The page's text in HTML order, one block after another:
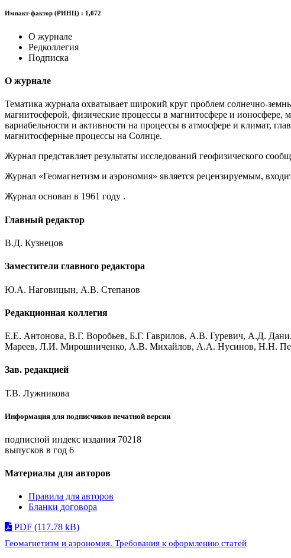
Импакт-фактор (РИНЦ) : 1,072
О журнале
Редколлегия
Подписка
О журнале
Тематика журнала охватывает широкий круг проблем солнечно-
магнитосферой, физические процессы в магнитосфере и ионосфере,
вариабельности и активности на процессы в атмосфере и климат,
магнитосферные процессы на Солнце.
Журнал представляет результаты исследований геофизического
Журнал «Геомагнетизм и аэрономия» является рецензируемым,
Журнал основан в 1961 году .
Главный редактор
В.Д. Кузнецов
Заместители главного редактора
Ю.А. Наговицын, А.В. Степанов
Редакционная коллегия
Е.Е. Антонова, В.Г. Воробьев, Б.Г. Гаврилов, А.В. Гуревич, А.Д.
Мареев, Л.И. Мирошниченко, А.В. Михайлов, А.А. Нусинов, Н.Н.
Зав. редакцией
Т.В. Лужникова
Информация для подписчиков печатной версии
подписной индекс издания 70218
выпусков в год 6
Материалы для авторов
Правила для авторов
Бланки договора
PDF (117.78 kB)
Геомагнетизм и аэрономия. Требования к оформлению статей